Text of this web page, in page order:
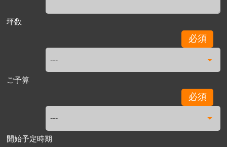
坪数
必須
ご予算
必須
開始予定時期